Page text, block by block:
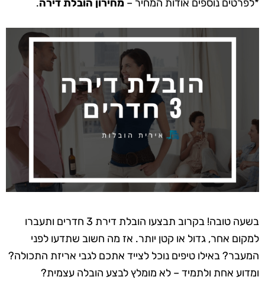
*לפרטים נוספים אודות המחיר – מחירון הובלת דירה.
בשעה טובה! בקרוב תבצעו הובלת דירת 3 חדרים ותעברו
למקום אחר, גדול או קטן יותר. אז מה חשוב שתדעו לפני
המעבר? באילו טיפים נוכל לצייד אתכם לגבי אריזת התכולה?
ומדוע אחת ולתמיד – לא מומלץ לבצע הובלה עצמית?